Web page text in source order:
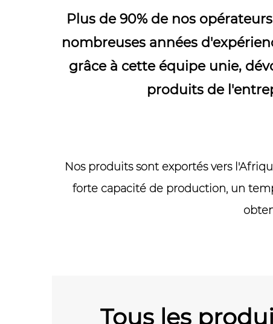
Plus de 90% de nos
nombreuses années
grâce à cette équipe unie,
produits de
Nos produits sont exportés vers
forte capacité de production, un
Tous les